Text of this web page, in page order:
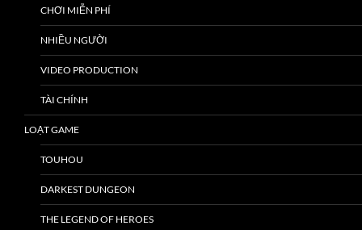
CHƠI MIỄN PHÍ
NHIỀU NGƯỜI
VIDEO PRODUCTION
TÀI CHÍNH
LOẠT GAME
TOUHOU
DARKEST DUNGEON
THE LEGEND OF HEROES